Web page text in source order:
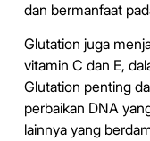
dan bermanfaat
Glutation juga
vitamin C dan E,
Glutation penting
perbaikan DNA
lainnya yang